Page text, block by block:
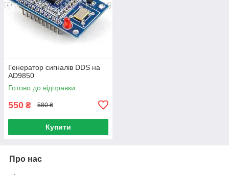
Генератор сигналів DDS на
AD9850
Готово до відправки
550 ₴ 580 ₴
Купити
Про нас